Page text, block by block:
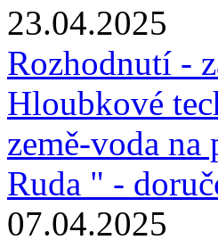
23.04.2025
Rozhodnutí -
Hloubkové
země-voda
Ruda " -
07.04.2025